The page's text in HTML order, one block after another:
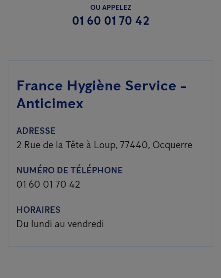
OU APPELEZ
01 60 01 70 42
France Hygiène Service -
Anticimex
ADRESSE
2 Rue de la Tête à Loup, 77440, Ocquerre
NUMÉRO DE TÉLÉPHONE
01 60 01 70 42
HORAIRES
Du lundi au vendredi